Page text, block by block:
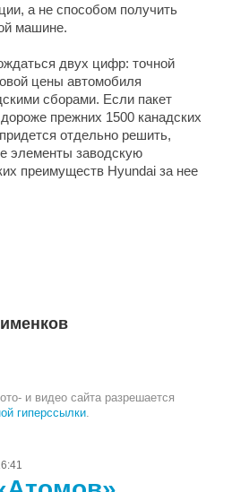
а не способом получить
машине.
двух цифр: точной
цены автомобиля
сборами. Если пакет
прежних 1500 канадских
отдельно решить,
элементы заводскую
преимуществ Hyundai за нее
и видео сайта разрешается
гиперссылки